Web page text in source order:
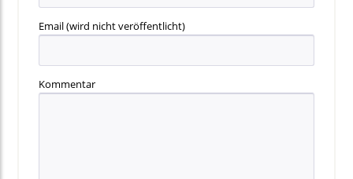
Email(wird nicht veröffentlicht)
Kommentar